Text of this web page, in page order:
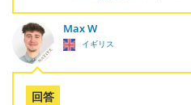
Max W
イギリス
回答